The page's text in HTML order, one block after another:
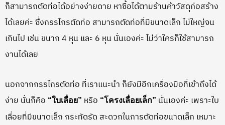
ก็สามารถตัดท่อได้อย่างง่ายดาย หาซื้อได้ตามร้านค้าวัสดุก่อสร้าง
ได้เลยค่ะ ซึ่งกรรไกรตัดท่อ สามารถตัดท่อที่มีขนาดเล็ก ไม่ใหญ่จน
เกินไป เช่น ขนาก 4 หุน และ 6 หุน นั่นเองค่ะ ไม่ว่าใครก็ใช้สามารถ
งานได้เลย
นอกจากกรรไกรตัดท่อ ที่เราแนะนำ ก็ยังมีอีกเครื่องมือที่เข้าถึงได้
ง่าย นั่นก็คือ “ใบเลื่อย” หรือ “โครงเลื่อยเล็ก” นั่นเองค่ะ เพราะใบ
เลื่อยที่มีขนาดเล็ก กระทัดรัด สะดวกในการตัดท่อขนาดเล็ก เหมาะ